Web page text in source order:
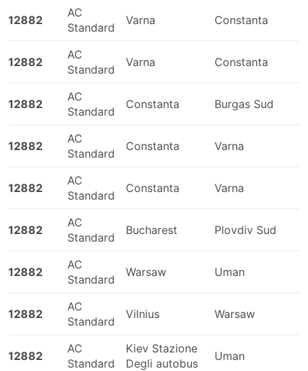
Mlada Boleslav - Zgorzelec
Zhytomyr - Leopoli
Pyriatyn - Varsavia
Vilnius - Leopoli
Burgas - Istanbul
Poltava - Kharkiv
Praga - Leopoli
Odessa - Uman
Mykolaïv - Katowice
Galati - Odessa
Poznan - Uman
Vinnytsia - Ternopil
Istanbul - Kiev
Zhytomyr - Lutsk
Kiev - Varna
12882
AC
Standard
Varna Constanta
12882
AC
Standard
Varna Constanta
12882
AC
Standard
Constanta Burgas Sud
12882
AC
Standard
Constanta Varna
12882
AC
Standard
Constanta Varna
12882
AC
Standard
Bucharest Plovdiv Sud
12882
AC
Standard
Warsaw Uman
12882
AC
Standard
Vilnius Warsaw
12882
AC
Standard
Kiev Stazione
Degli autobus
Uman